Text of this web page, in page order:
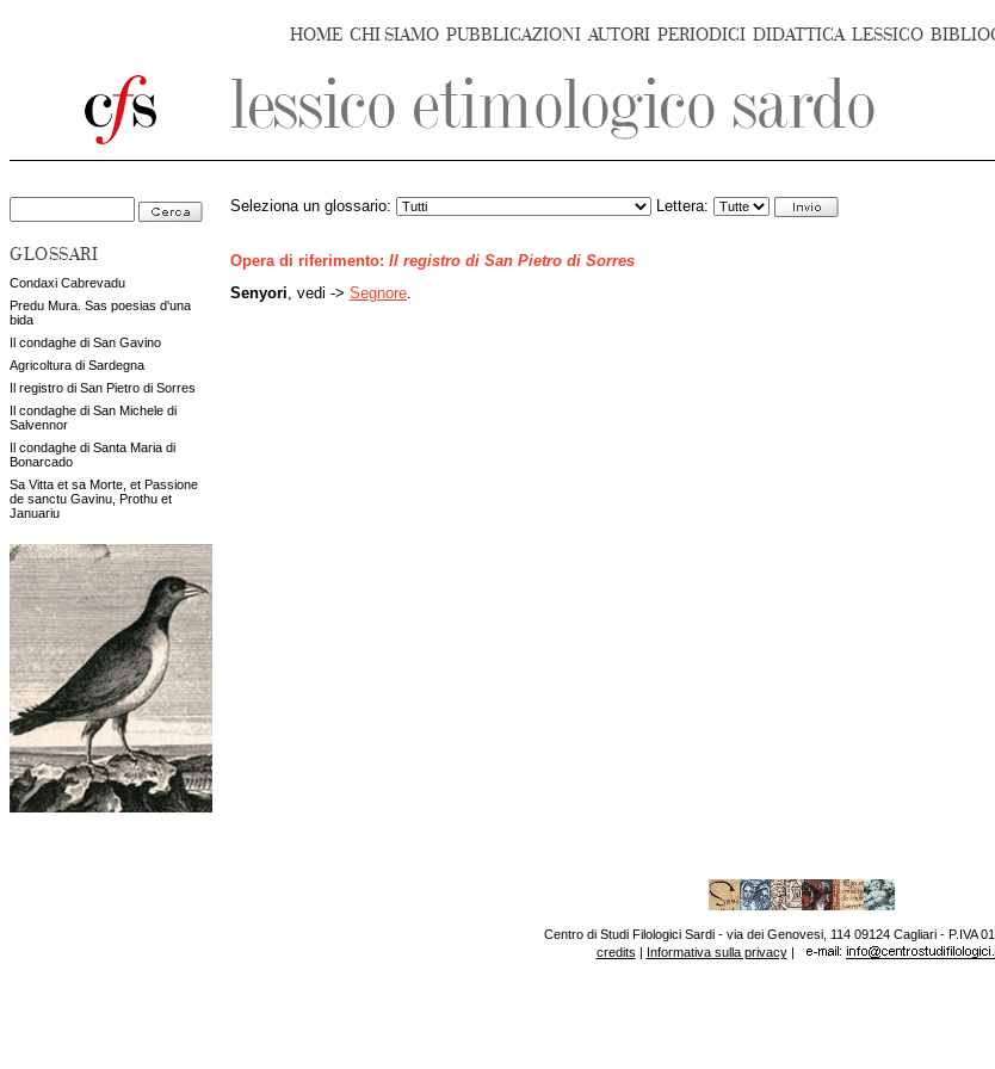
HOME CHI SIAMO PUBBLICAZIONI AUTORI PERIODICI DIDATTICA LESSICO
GLOSSARI
Condaxi Cabrevadu
Predu Mura. Sas poesias d'una
bida
Il condaghe di San Gavino
Agricoltura di Sardegna
Il registro di San Pietro di Sorres
Il condaghe di San Michele di
Salvennor
Il condaghe di Santa Maria di
Bonarcado
Sa Vitta et sa Morte, et Passione
de sanctu Gavinu, Prothu et
Januariu
Seleziona un glossario: Lettera:
Opera di riferimento: Il registro di San Pietro di Sorres
Senyori , vedi -> Segnore
Centro di Studi Filologici Sardi - via dei Genovesi, 114 09124 Cagliari - P.IVA
credits | Informativa sulla privacy|